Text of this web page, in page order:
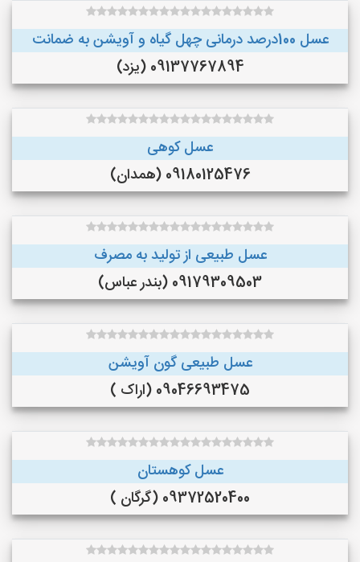
عسل 100درصد درمانی چهل گیاه و آویشن به ضمانت
09137767894 (یزد)
عسل کوهی
09180125476 (همدان)
عسل طبیعی از تولید به مصرف
09179309503 (بندر عباس)
عسل طبیعی گون آویشن
09046693475 (اراک )
عسل کوهستان
09372520400 (گرگان )